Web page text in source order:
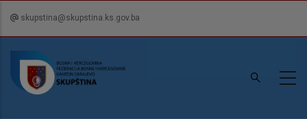
content
skupstina@skupstina.ks.gov.ba